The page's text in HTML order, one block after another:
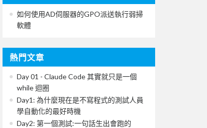
如何使用AD伺服器的GPO派送執行弱掃
軟體
熱門文章
Day 01 - Claude Code 其實就只是一個
while 迴圈
Day1: 為什麼現在是不寫程式的測試人員
學自動化的最好時機
Day2: 第一個測試:一句話生出會跑的